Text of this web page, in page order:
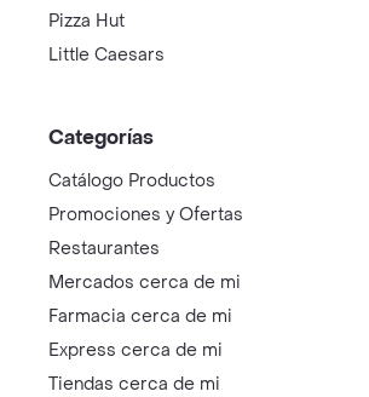
Pizza Hut
Little Caesars
Categorías
Catálogo Productos
Promociones y Ofertas
Restaurantes
Mercados cerca de mi
Farmacia cerca de mi
Express cerca de mi
Tiendas cerca de mi